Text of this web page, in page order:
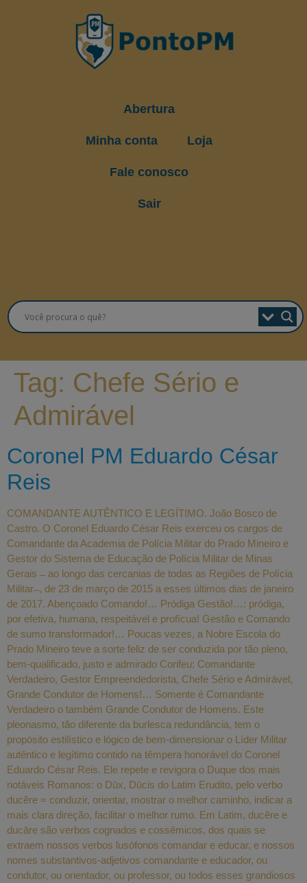
Abertura
Minha conta Loja
Fale conosco
Sair
Tag: Chefe Sério e
Admirável
Coronel PM Eduardo César
Reis
COMANDANTE AUTÊNTICO E LEGÍTIMO. João Bosco de
Castro. O Coronel Eduardo César Reis exerceu os cargos de
Comandante da Academia de Polícia Militar do Prado Mineiro e
Gestor do Sistema de Educação de Polícia Militar de Minas
Gerais ̶ ao longo das cercanias de todas as Regiões de Polícia
Militar ̶ , de 23 de março de 2015 a esses últimos dias de janeiro
de 2017. Abençoado Comando!… Pródiga Gestão!…: pródiga,
por efetiva, humana, respeitável e profícua! Gestão e Comando
de sumo transformador!… Poucas vezes, a Nobre Escola do
Prado Mineiro teve a sorte feliz de ser conduzida por tão pleno,
bem-qualificado, justo e admirado Corifeu: Comandante
Verdadeiro, Gestor Empreendedorista, Chefe Sério e Admirável,
Grande Condutor de Homens!… Somente é Comandante
Verdadeiro o também Grande Condutor de Homens. Este
pleonasmo, tão diferente da burlesca redundância, tem o
propósito estilístico e lógico de bem-dimensionar o Líder Militar
autêntico e legítimo contido na têmpera honorável do Coronel
Eduardo César Reis. Ele repete e revigora o Duque dos mais
notáveis Romanos: o Dūx, Dūcis do Latim Erudito, pelo verbo
ducĕre = conduzir, orientar, mostrar o melhor caminho, indicar a
mais clara direção, facilitar o melhor rumo. Em Latim, ducĕre e
ducāre são verbos cognados e cossêmicos, dos quais se
extraem nossos verbos lusófonos comandar e educar, e nossos
nomes substantivos-adjetivos comandante e educador, ou
condutor, ou orientador, ou professor, ou todos esses grandiosos